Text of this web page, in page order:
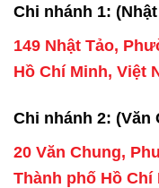
Chi nhánh 1:
149 Nhật Tảo,
Hồ Chí Minh, Việt
Chi nhánh 2: (Văn
20 Văn Chung,
Thành phố Hồ Chí